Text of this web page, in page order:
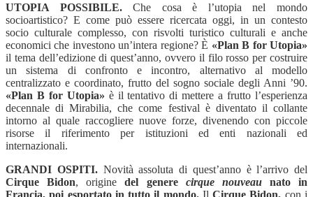
UTOPIA POSSIBILE.Che cosa è l’utopia nel mondo
socioartistico? E come può essere ricercata oggi, in un contesto
socio culturale complesso, con risvolti turistico culturali e anche
economici che investono un’intera regione? È «Plan B for Utopia»
il tema dell’edizione di quest’anno, ovvero il filo rosso per costruire
un sistema di confronto e incontro, alternativo al modello
centralizzato e coordinato, frutto del sogno sociale degli Anni ’90.
«Plan B for Utopia» è il tentativo di mettere a frutto l’esperienza
decennale di Mirabilia, che come festival è diventato il collante
intorno al quale raccogliere nuove forze, divenendo con piccole
risorse il riferimento per istituzioni ed enti nazionali ed
internazionali.
GRANDI OSPITI.Novità assoluta di quest’anno è l’arrivo del
Cirque Bidon, originedel genere cirque nouveau nato in
Francia, poi esportato in tutto il mondo. IlCirque Bidon, con i